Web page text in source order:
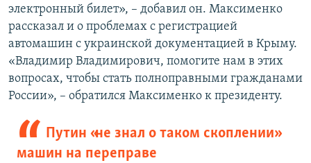
электронный билет», – добавил он. Максименко
рассказал и о проблемах с регистрацией
автомашин с украинской документацией в Крыму.
«Владимир Владимирович, помогите нам в этих
вопросах, чтобы стать полноправными гражданами
России», – обратился Максименко к президенту.
Путин «не знал о таком скоплении»
машин на переправе